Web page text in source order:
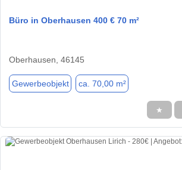
Büro in Oberhausen 400 € 70 m²
Oberhausen, 46145
Gewerbeobjekt ca. 70,00 m²
★